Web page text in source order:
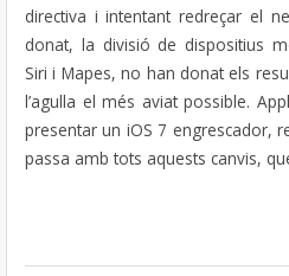
directiva i intentant redreçar el
donat, la divisió de dispositius
Siri i Mapes, no han donat els
l’agulla el més aviat possible.
presentar un iOS 7 engrescador,
passa amb tots aquests canvis,